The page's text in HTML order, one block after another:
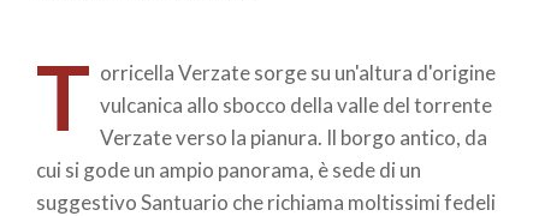
T orricella Verzate sorge su un'altura d'origine
vulcanica allo sbocco della valle del torrente
Verzate verso la pianura. Il borgo antico, da
cui si gode un ampio panorama, è sede di un
suggestivo Santuario che richiama moltissimi fedeli